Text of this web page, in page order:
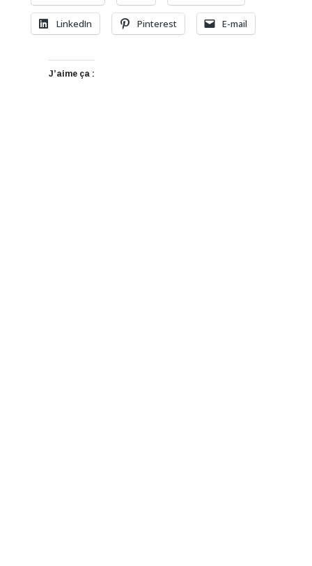
LinkedIn Pinterest E-mail
J’aime ça :